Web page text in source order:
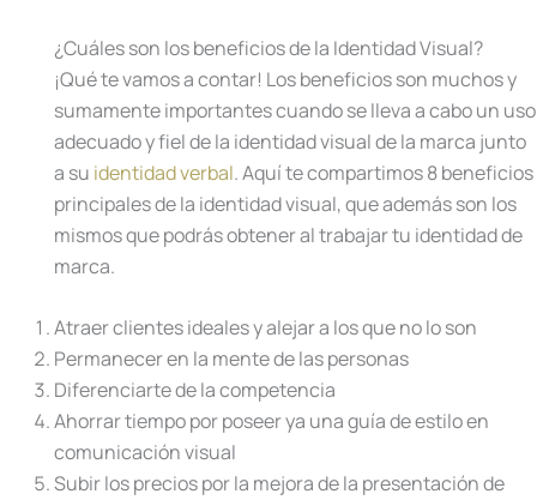
¿Cuáles son los beneficios de la Identidad Visual?
¡Qué te vamos a contar! Los beneficios son muchos y
sumamente importantes cuando se lleva a cabo un uso
adecuado y fiel de la identidad visual de la marca junto
a su identidad verbal. Aquí te compartimos 8 beneficios
principales de la identidad visual, que además son los
mismos que podrás obtener al trabajar tu identidad de
marca.
Atraer clientes ideales y alejar a los que no lo son
Permanecer en la mente de las personas
Diferenciarte de la competencia
Ahorrar tiempo por poseer ya una guía de estilo en
comunicación visual
Subir los precios por la mejora de la presentación de